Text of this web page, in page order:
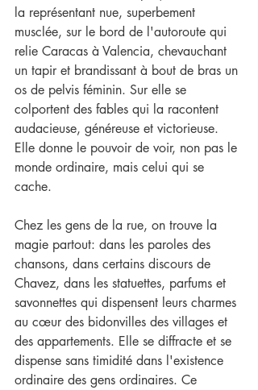
la représentant nue, superbement
musclée, sur le bord de l'autoroute qui
relie Caracas à Valencia, chevauchant
un tapir et brandissant à bout de bras un
os de pelvis féminin. Sur elle se
colportent des fables qui la racontent
audacieuse, généreuse et victorieuse.
Elle donne le pouvoir de voir, non pas le
monde ordinaire, mais celui qui se
cache.
Chez les gens de la rue, on trouve la
magie partout: dans les paroles des
chansons, dans certains discours de
Chavez, dans les statuettes, parfums et
savonnettes qui dispensent leurs charmes
au cœur des bidonvilles des villages et
des appartements. Elle se diffracte et se
dispense sans timidité dans l'existence
ordinaire des gens ordinaires. Ce